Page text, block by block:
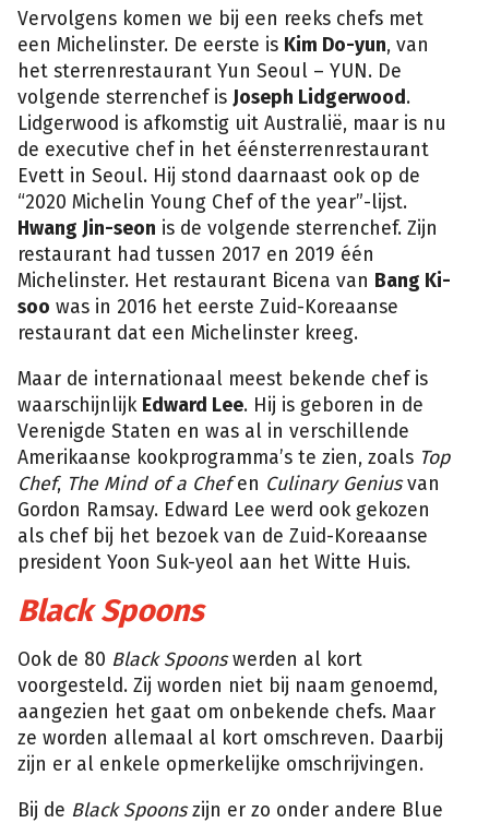
Vervolgens komen we bij een reeks chefs met
een Michelinster. De eerste is Kim Do-yun, van
het sterrenrestaurant Yun Seoul – YUN. De
volgende sterrenchef is Joseph Lidgerwood.
Lidgerwood is afkomstig uit Australië, maar is nu
de executive chef in het éénsterrenrestaurant
Evett in Seoul. Hij stond daarnaast ook op de
“2020 Michelin Young Chef of the year”-lijst.
Hwang Jin-seon is de volgende sterrenchef. Zijn
restaurant had tussen 2017 en 2019 één
Michelinster. Het restaurant Bicena van Bang Ki-
soo was in 2016 het eerste Zuid-Koreaanse
restaurant dat een Michelinster kreeg.
Maar de internationaal meest bekende chef is
waarschijnlijk Edward Lee. Hij is geboren in de
Verenigde Staten en was al in verschillende
Amerikaanse kookprogramma’s te zien, zoals Top
Chef, The Mind of a Chefen Culinary Geniusvan
Gordon Ramsay. Edward Lee werd ook gekozen
als chef bij het bezoek van de Zuid-Koreaanse
president Yoon Suk-yeol aan het Witte Huis.
Black Spoons
Ook de 80 Black Spoonswerden al kort
voorgesteld. Zij worden niet bij naam genoemd,
aangezien het gaat om onbekende chefs. Maar
ze worden allemaal al kort omschreven. Daarbij
zijn er al enkele opmerkelijke omschrijvingen.
Bij de Black Spoonszijn er zo onder andere Blue